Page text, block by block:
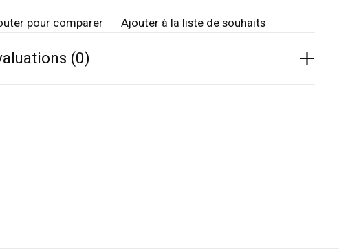
pour comparer Ajouter à la liste de souhaits
(0)